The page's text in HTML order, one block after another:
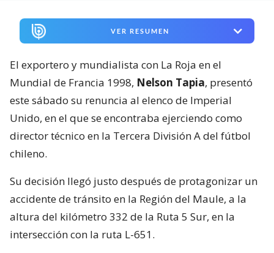
VER RESUMEN
El exportero y mundialista con La Roja en el
Mundial de Francia 1998, Nelson Tapia, presentó
este sábado su renuncia al elenco de Imperial
Unido, en el que se encontraba ejerciendo como
director técnico en la Tercera División A del fútbol
chileno.
Su decisión llegó justo después de protagonizar un
accidente de tránsito en la Región del Maule, a la
altura del kilómetro 332 de la Ruta 5 Sur, en la
intersección con la ruta L-651.